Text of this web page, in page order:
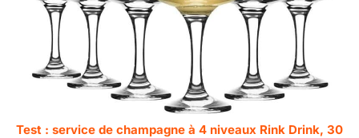
Test : service de champagne à 4 niveaux Rink Drink, 30